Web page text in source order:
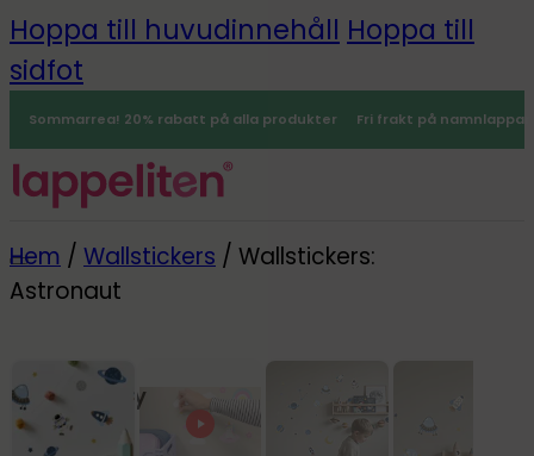
Hoppa till huvudinnehåll Hoppa till
sidfot
Sommarrea! 20% rabatt på alla produkter Fri frakt på namnlappar
Meny
Hem / Wallstickers / Wallstickers:
Astronaut